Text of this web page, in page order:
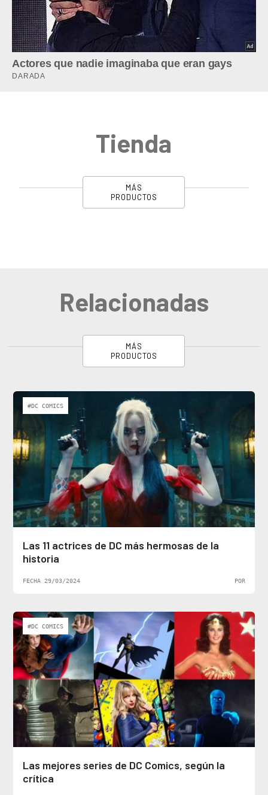
Tienda
MÁS
PRODUCTOS
Relacionadas
MÁS
PRODUCTOS
#DC COMICS
Las 11 actrices de DC más hermosas de la
historia
FECHA 29/03/2024 POR
#DC COMICS
Las mejores series de DC Comics, según la
crítica